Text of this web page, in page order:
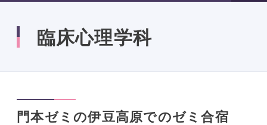
臨床心理学科
門本ゼミの伊豆高原でのゼミ合宿